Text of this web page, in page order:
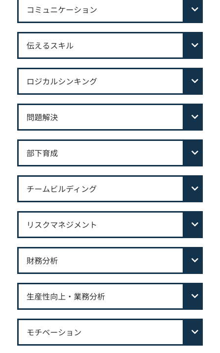
コミュニケーション
伝えるスキル
ロジカルシンキング
問題解決
部下育成
チームビルディング
リスクマネジメント
財務分析
生産性向上・業務分析
モチベーション